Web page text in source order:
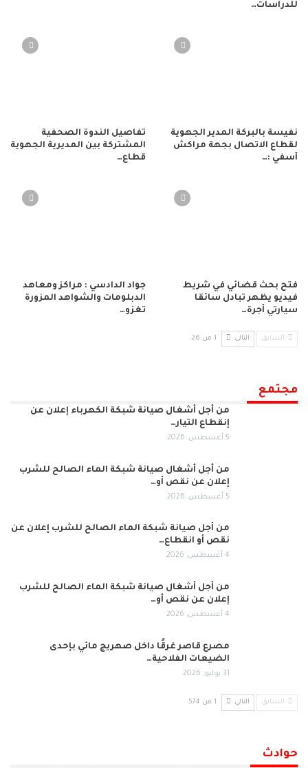
للدراسات…
نفيسة بالبركة المدير الجهوية
لقطاع الاتصال بجهة مراكش
آسفي :…
تفاصيل الندوة الصحفية
المشتركة بين المديرية الجهوية
قطاع…
فتح بحث قضائي في شريط
فيديو يظهر تبادل سائقا
سيارتي أجرة…
جواد الدادسي : مراكز ومعاهد
الدبلومات والشواهد المزورة
تغزو…
السابق التالي 1 من 26
مجتمع
من أجل أشغال صيانة شبكة الكهرباء إعلان عن
إنقطاع التيار…
5 أغسطس, 2026
من أجل أشغال صيانة شبكة الماء الصالح للشرب
إعلان عن نقص أو…
5 أغسطس, 2026
من أجل صيانة شبكة الماء الصالح للشرب إعلان عن
نقص أو انقطاع…
4 أغسطس, 2026
من أجل أشغال صيانة شبكة الماء الصالح للشرب
إعلان عن نقص أو…
4 أغسطس, 2026
مصرع قاصر غرقًا داخل صهريج مائي بإحدى
الضيعات الفلاحية…
31 يوليو, 2026
السابق التالي 1 من 574
حوادث